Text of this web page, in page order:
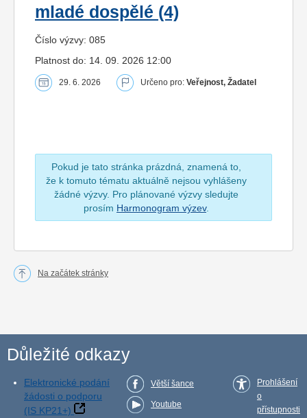
mladé dospělé (4)
Číslo výzvy: 085
Platnost do: 14. 09. 2026 12:00
29. 6. 2026 Určeno pro: Veřejnost, Žadatel
Pokud je tato stránka prázdná, znamená to,
že k tomuto tématu aktuálně nejsou vyhlášeny
žádné výzvy. Pro plánované výzvy sledujte
prosím Harmonogram výzev.
Na začátek stránky
Důležité odkazy
Elektronické podání
žádosti o podporu
(IS KP21+)
Větší šance
Youtube
Prohlášení
o
přístupnosti